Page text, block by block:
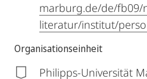
marburg.de/de/fb09/
literatur/institut/
Organisationseinheit
Philipps-Universität